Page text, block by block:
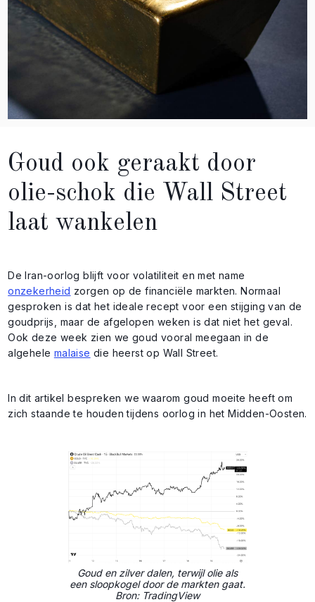
Goud ook geraakt door
olie-schok die Wall Street
laat wankelen
De Iran-oorlog blijft voor volatiliteit en met name
onzekerheid zorgen op de financiële markten. Normaal
gesproken is dat het ideale recept voor een stijging van de
goudprijs, maar de afgelopen weken is dat niet het geval.
Ook deze week zien we goud vooral meegaan in de
algehele malaise die heerst op Wall Street.
In dit artikel bespreken we waarom goud moeite heeft om
zich staande te houden tijdens oorlog in het Midden-Oosten.
Goud en zilver dalen, terwijl olie als
een sloopkogel door de markten gaat.
Bron: TradingView